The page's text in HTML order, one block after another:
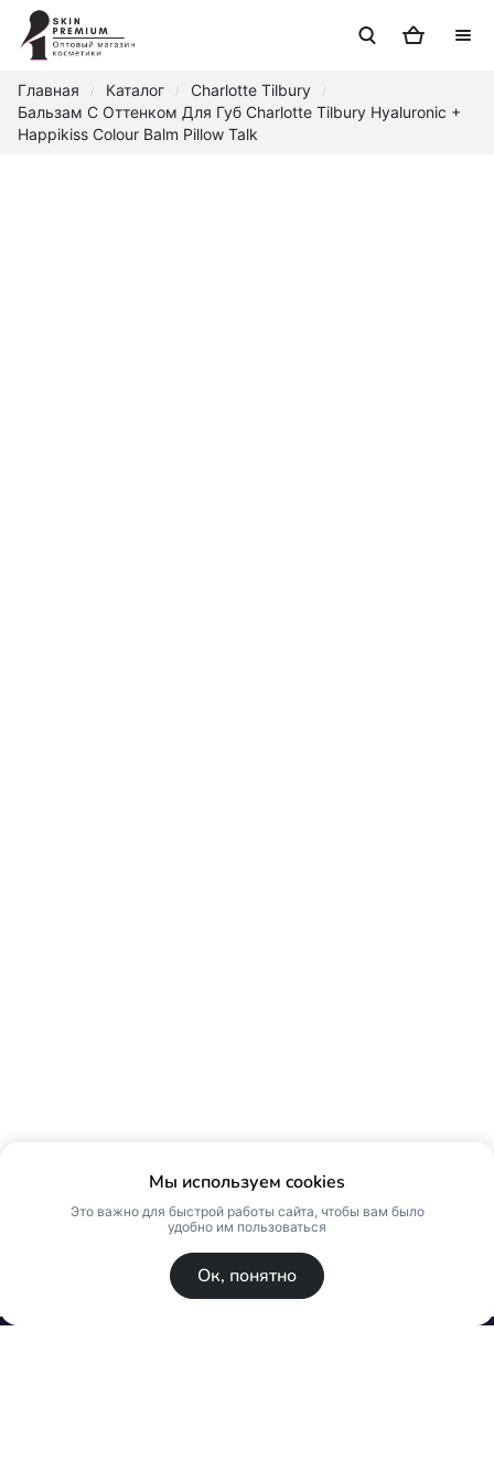
Главная / Каталог / Charlotte Tilbury /
Бальзам С Оттенком Для Губ Charlotte Tilbury Hyaluronic +
Happikiss Colour Balm Pillow Talk
Мы используем cookies
Это важно для быстрой работы сайта, чтобы вам было
удобно им пользоваться
Ок, понятно